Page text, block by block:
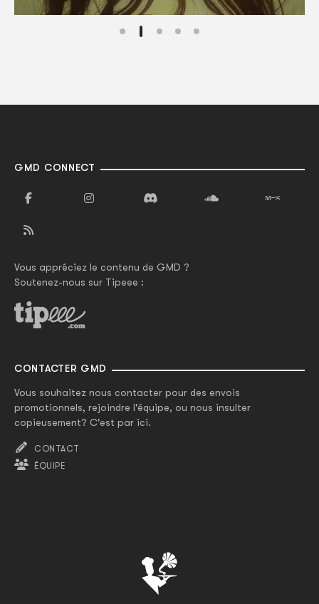
GMD CONNECT
Vous appréciez le contenu de GMD ?
Soutenez-nous sur Tipeee :
CONTACTER GMD
Vous souhaitez nous contacter pour des envois
promotionnels, rejoindre l'équipe, ou nous insulter
copieusement? C'est par ici.
CONTACT
ÉQUIPE